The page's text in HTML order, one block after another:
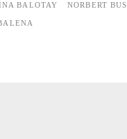
BALOTAY NORBERT BUS